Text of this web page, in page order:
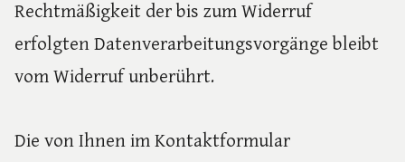
Rechtmäßigkeit der bis zum Widerruf
erfolgten Datenverarbeitungsvorgänge bleibt
vom Widerruf unberührt.
Die von Ihnen im Kontaktformular